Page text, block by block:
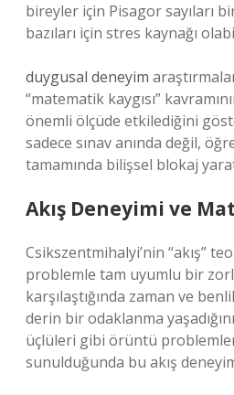
bireyler için Pisagor sayıları
bazıları için stres kaynağı
duygusal deneyim
“matematik kaygısı”
önemli ölçüde etkilediğini
sadece sınav anında değil,
tamamında bilişsel blokaj
Akış Deneyimi ve
Csikszentmihalyi’nin “akış”
problemle tam uyumlu bir
karşılaştığında zaman ve
derin bir odaklanma
üçlüleri gibi örüntü
sunulduğunda bu akış